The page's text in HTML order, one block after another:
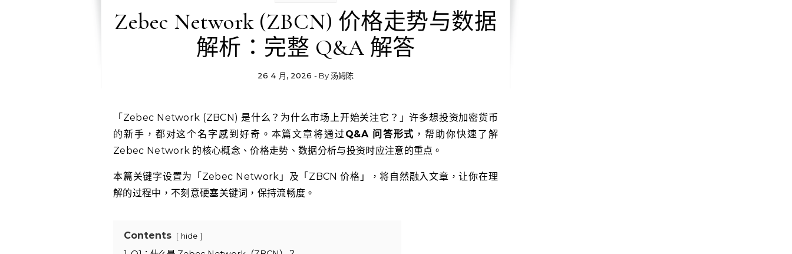
Zebec Network (ZBCN) 价格走势与数据
解析：完整 Q&A 解答
26 4 月, 2026 - By汤姆陈
「Zebec Network (ZBCN) 是什么？为什么市场上开始关注它？」许多想投资加密货币
的新手，都对这个名字感到好奇。本篇文章将通过Q&A 问答形式 ，帮助你快速了解
Zebec Network 的核心概念、价格走势、数据分析与投资时应注意的重点。
本篇关键字设置为「Zebec Network」及「ZBCN 价格」，将自然融入文章，让你在理
解的过程中，不刻意硬塞关键词，保持流畅度。
Contents hide